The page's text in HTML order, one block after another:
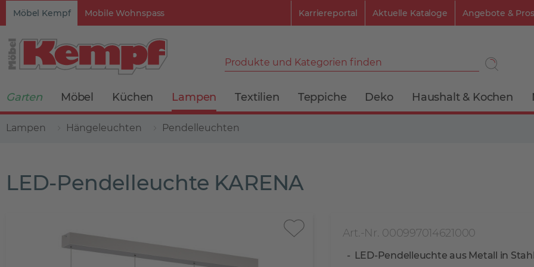
Möbel Kempf Mobile Wohnspass Karriereportal Aktuelle Kataloge Angebote &
Produkte und Kategorien finden
Garten Möbel Küchen Lampen Textilien Teppiche Deko Haushalt & Kochen
Lampen Hängeleuchten Pendelleuchten
LED-Pendelleuchte KARENA
Art.-Nr. 000997014621000
LED-Pendelleuchte aus Metall in